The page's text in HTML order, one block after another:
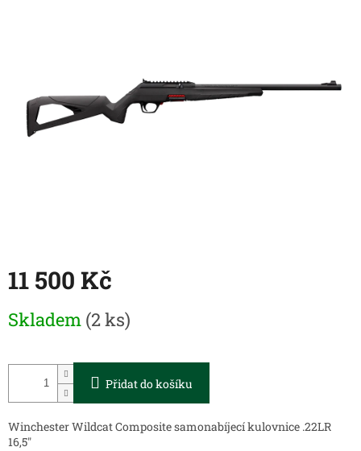
11 500 Kč
cena:
Skladem (2 ks)
Přidat do košíku
Winchester Wildcat Composite samonabíjecí kulovnice .22LR
16,5"